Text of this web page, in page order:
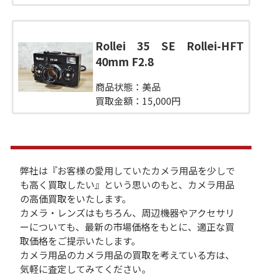
Rollei 35 SE Rollei-HFT
40mm F2.8
商品状態：美品
買取金額：15,000円
弊社は『お客様の愛用していたカメラ用品を少しで
も高く買取したい』という思いのもと、カメラ用品
の高価買取をいたします。
カメラ・レンズはもちろん、周辺機器やアクセサリ
ーについても、最新の市場価格をもとに、適正な買
取価格をご提示いたします。
カメラ用品のカメラ用品の買取を考えている方は、
気軽に査定してみてください。